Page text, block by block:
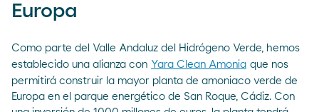
Europa
Como parte del Valle Andaluz del Hidrógeno Verde, hemos
establecido una alianza con Yara Clean Amonia que nos
permitirá construir la mayor planta de amoniaco verde de
Europa en el parque energético de San Roque, Cádiz. Con